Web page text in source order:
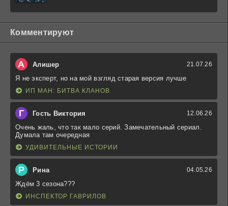
Комментируют
А Алишер 21.07.26
Я не эксперт, но на мой взгляд старая версия лучше
ИП МАН: БИТВА КЛАНОВ
Г Гость Виктория 12.06.26
Очень жаль, что так мало серий. Замечательный сериал.
Думала там очередная
УДИВИТЕЛЬНЫЕ ИСТОРИИ
Р Рина 04.05.26
Ждём 3 сезона???
ИНСПЕКТОР ГАВРИЛОВ